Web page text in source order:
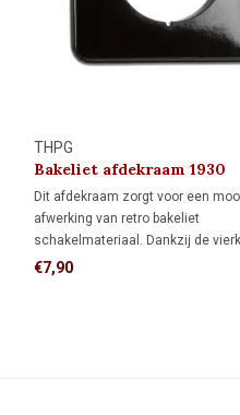
THPG
Bakeliet afdekraam 1930
Dit afdekraam zorgt voor een
afwerking van retro bakeliet
schakelmateriaal. Dankzij de
vorm biedt het meer dekking
€7,90